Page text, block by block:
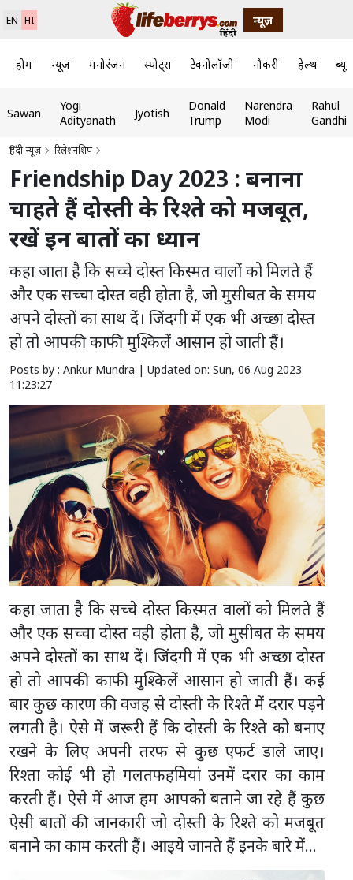
EN HI न्यूज़
होम न्यूज़ मनोरंजन स्पोर्ट्स टेक्नोलॉजी नौकरी हेल्थ
Sawan
Yogi
Adityanath
Jyotish
Donald
Trump
Narendra
Modi
Rahul
Gandhi
हिंदी न्यूज़ रिलेशनशिप
Friendship Day 2023 : बनाना
चाहते हैं दोस्ती के रिश्ते को मजबूत,
रखें इन बातों का ध्यान
कहा जाता है कि सच्चे दोस्त किस्मत वालों को मिलते हैं
और एक सच्चा दोस्त वही होता है, जो मुसीबत के समय
अपने दोस्तों का साथ दें। जिंदगी में एक भी अच्छा दोस्त
हो तो आपकी काफी मुश्किलें आसान हो जाती हैं।
Posts by : Ankur Mundra | Updated on: Sun, 06 Aug 2023
11:23:27
कहा जाता है कि सच्चे दोस्त किस्मत वालों को मिलते हैं
और एक सच्चा दोस्त वही होता है, जो मुसीबत के समय
अपने दोस्तों का साथ दें। जिंदगी में एक भी अच्छा दोस्त
हो तो आपकी काफी मुश्किलें आसान हो जाती हैं। कई
बार कुछ कारण की वजह से दोस्ती के रिश्ते में दरार पड़ने
लगती है। ऐसे में जरूरी हैं कि दोस्ती के रिश्ते को बनाए
रखने के लिए अपनी तरफ से कुछ एफर्ट डाले जाए।
रिश्ता कोई भी हो गलतफहमियां उनमें दरार का काम
करती हैं। ऐसे में आज हम आपको बताने जा रहे हैं कुछ
ऐसी बातों की जानकारी जो दोस्ती के रिश्ते को मजबूत
बनाने का काम करती हैं। आइये जानते हैं इनके बारे में...